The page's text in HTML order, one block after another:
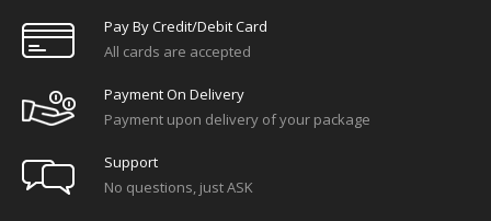
Pay By Credit/debit Card
All cards are accepted
Payment On Delivery
Payment upon delivery of your package
Support
No questions, just ASK